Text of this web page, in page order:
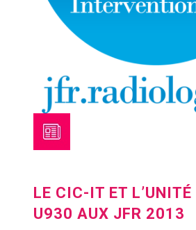
LE CIC-IT ET L’UNITÉ
U930 AUX JFR 2013